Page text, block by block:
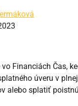
Financiách Čas,
úveru v
alebo splatiť